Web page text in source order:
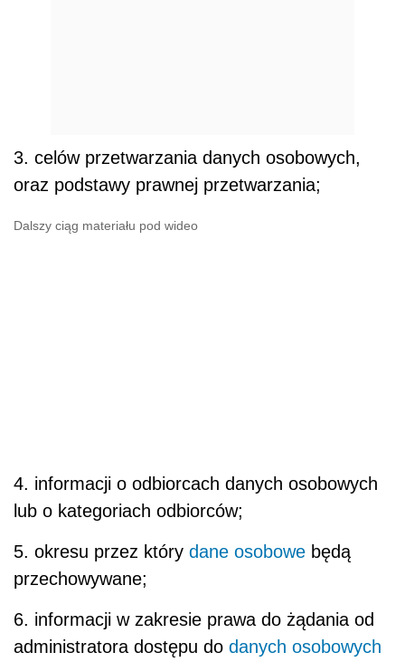
3. celów przetwarzania danych osobowych,
oraz podstawy prawnej przetwarzania;
Dalszy ciąg materiału pod wideo
4. informacji o odbiorcach danych osobowych
lub o kategoriach odbiorców;
5. okresu przez który dane osobowe będą
przechowywane;
6. informacji w zakresie prawa do żądania od
administratora dostępu do danych osobowych